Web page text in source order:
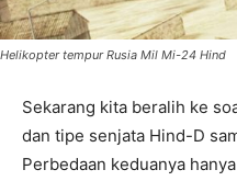
Helikopter tempur Rusia Mil Mi-24 Hind
Sekarang kita beralih ke
dan tipe senjata Hind-D
Perbedaan keduanya